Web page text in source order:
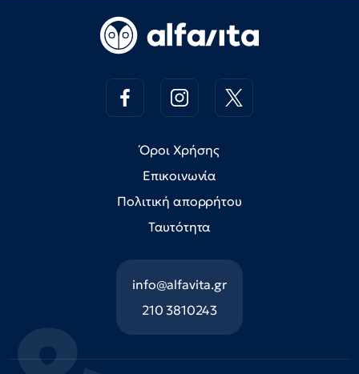
Όροι Χρήσης
Επικοινωνία
Πολιτική απορρήτου
Ταυτότητα
info@alfavita.gr
210 3810243